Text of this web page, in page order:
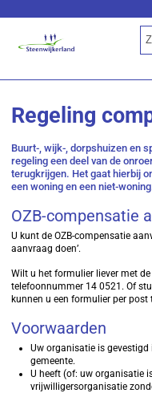
Regeling
Buurt-, wijk-, dorpshuizen en
regeling een deel van de
terugkrijgen. Het gaat hierbij
een woning en een niet-
OZB-compensatie
U kunt de OZB-compensatie
aanvraag doen’.
Wilt u het formulier liever met
telefoonnummer 14 0521. Of
kunnen u een formulier per post
Voorwaarden
Uw organisatie is
gemeente.
U heeft (of: uw organisatie
vrijwilligersorganisatie